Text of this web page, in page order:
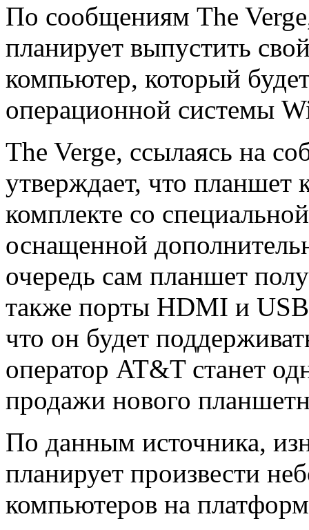
По сообщениям The
планирует выпустить
компьютер, который
операционной системы
The Verge, ссылаясь на
утверждает, что планшет
комплекте со
оснащенной
очередь сам планшет
также порты HDMI и
что он будет
оператор AT&T станет
продажи нового
По данным источника,
планирует произвести
компьютеров на